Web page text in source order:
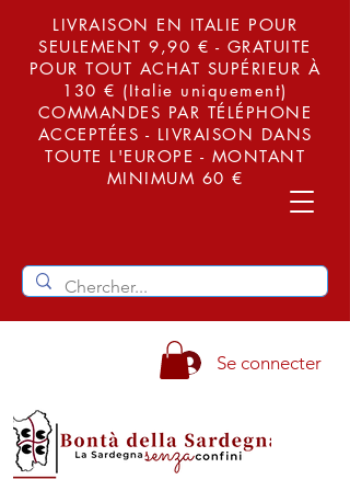
LIVRAISON EN ITALIE POUR
SEULEMENT 9,90 € - GRATUITE
POUR TOUT ACHAT SUPÉRIEUR À
130 € (Italie uniquement)
COMMANDES PAR TÉLÉPHONE
ACCEPTÉES - LIVRAISON DANS
TOUTE L'EUROPE - MONTANT
MINIMUM 60 €
Se connecter